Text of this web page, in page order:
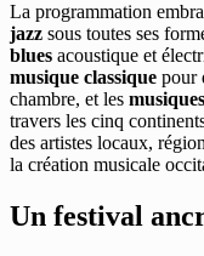
La programmation
jazz sous toutes ses
blues acoustique et
musique classique pour
chambre, et les
travers les cinq
des artistes locaux,
la création musicale
Un festival